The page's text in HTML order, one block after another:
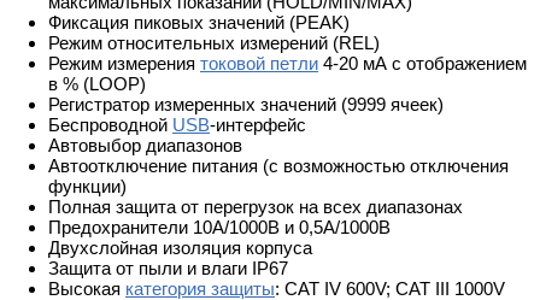
Фиксация пиковых значений (PEAK)
Режим относительных измерений (REL)
Режим измерения токовой петли 4-20 мА с отображением
в % (LOOP)
Регистратор измеренных значений (9999 ячеек)
Беспроводной USB-интерфейс
Автовыбор диапазонов
Автоотключение питания (с возможностью отключения
функции)
Полная защита от перегрузок на всех диапазонах
Предохранители 10А/1000В и 0,5А/1000В
Двухслойная изоляция корпуса
Защита от пыли и влаги IP67
Высокая категория защиты: CAT IV 600V; CAT III 1000V